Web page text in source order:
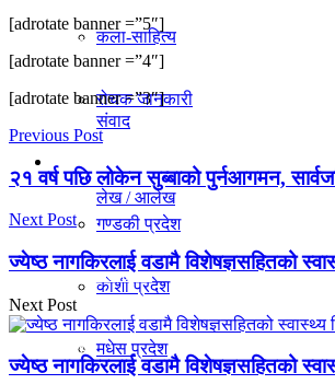
कला-साहित्य
रोचक जानकारी
प्रदेश
गण्डकी प्रदेश
काेशी प्रदेश
मधेस प्रदेश
विचार
संवाद
लेख / आलेख
खेलकुद समाचार
विविध
[adrotate banner =”5″]
[adrotate banner =”4″]
[adrotate banner =”3″]
Previous Post
२१ वर्ष पछि लोकेन सुब्बाको पुर्नआगमन,
Next Post
ज्येष्ठ नागकिरलाई वडामै विशेषज्ञसहितको
Next Post
ज्येष्ठ नागकिरलाई वडामै विशेषज्ञसहितको